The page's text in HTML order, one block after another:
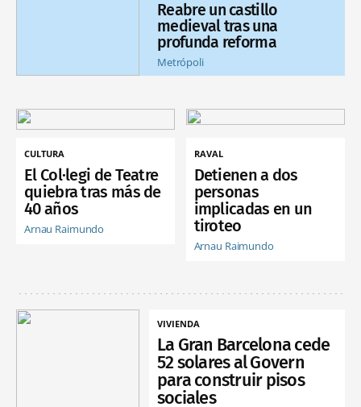
Reabre un castillo
medieval tras una
profunda reforma
Metrópoli
CULTURA
El Col·legi de Teatre
quiebra tras más de
40 años
Arnau Raimundo
RAVAL
Detienen a dos
personas
implicadas en un
tiroteo
Arnau Raimundo
VIVIENDA
La Gran Barcelona cede
52 solares al Govern
para construir pisos
sociales